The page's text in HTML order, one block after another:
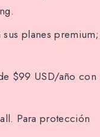
planes premium;
$99 USD/año con
Para protección